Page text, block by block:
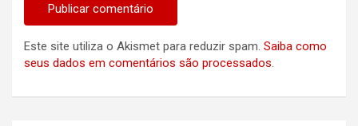
Este site utiliza o Akismet para reduzir spam. Saiba como
seus dados em comentários são processados.